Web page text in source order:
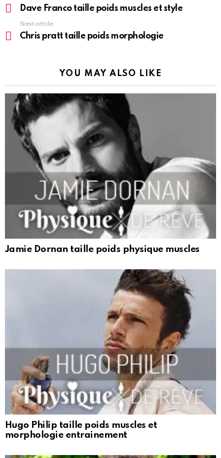
moreDave Franco taille poids muscles et style
Next article
Chris pratt taille poids morphologie
YOU MAY ALSO LIKE
Jamie Dornan taille poids physique muscles
Hugo Philip taille poids muscles et
morphologie entrainement